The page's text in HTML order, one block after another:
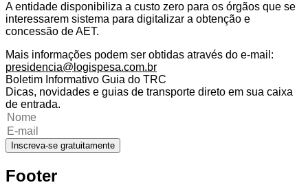
A entidade disponibiliza a custo zero para os órgãos que se
interessarem sistema para digitalizar a obtenção e
concessão de AET.
Mais informações podem ser obtidas através do e-mail:
presidencia@logispesa.com.br
Boletim Informativo Guia do TRC
Dicas, novidades e guias de transporte direto em sua caixa
de entrada.
Inscreva-se gratuitamente
Footer